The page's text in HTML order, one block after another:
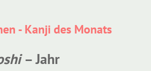
- Kanji des Monats
– Jahr